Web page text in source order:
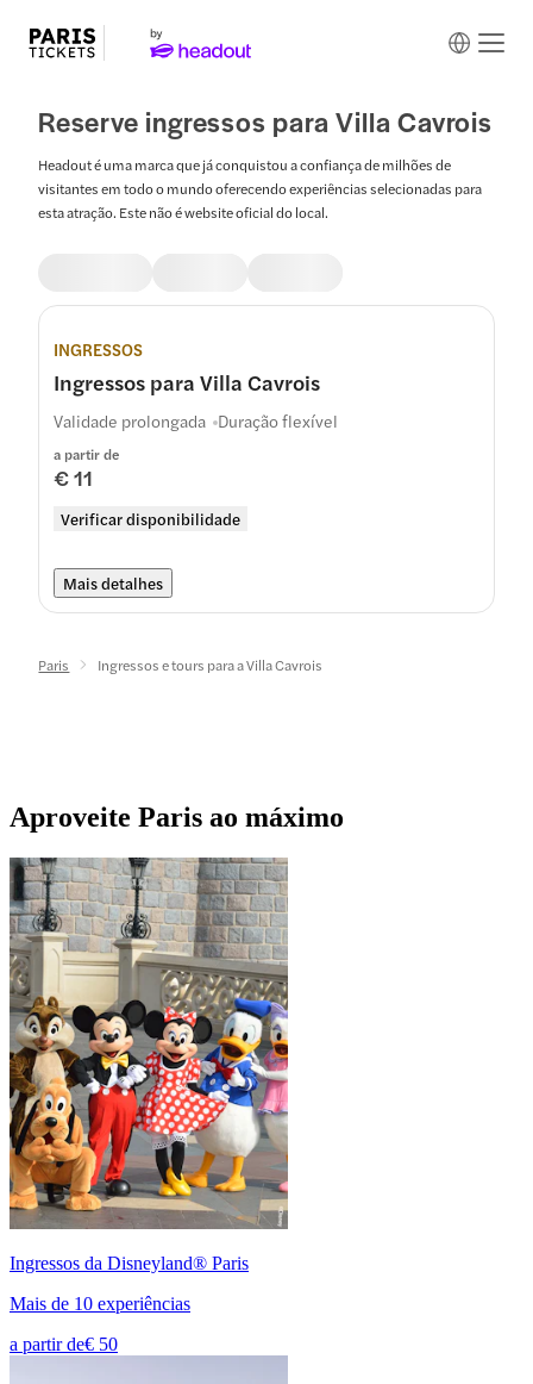
Reserve ingressos para Villa Cavrois
Headout é uma marca que já conquistou a confiança de milhões de
visitantes em todo o mundo oferecendo experiências selecionadas para
esta atração. Este não é website oficial do local.
INGRESSOS
Ingressos para Villa Cavrois
a partir de
€ 11
Verificar disponibilidade
Validade prolongada Duração flexível
Mais detalhes
Paris Ingressos e tours para a Villa Cavrois
Aproveite Paris ao máximo
Ingressos da Disneyland® Paris
Mais de 10 experiências
a partir de€ 50